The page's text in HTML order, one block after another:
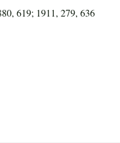
619; 1911, 279, 636